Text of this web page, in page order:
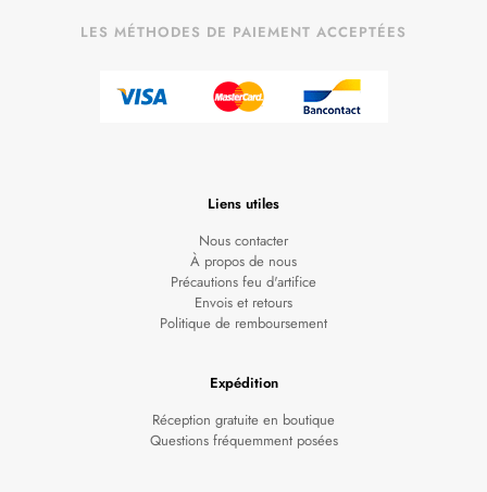
LES MÉTHODES DE PAIEMENT ACCEPTÉES
Liens utiles
Nous contacter
À propos de nous
Précautions feu d'artifice
Envois et retours
Politique de remboursement
Expédition
Réception gratuite en boutique
Questions fréquemment posées